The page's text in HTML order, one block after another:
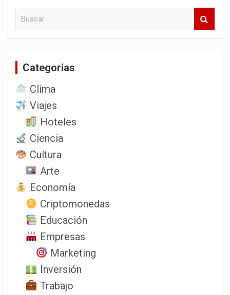
Categorias
Clima
Viajes
Hoteles
Ciencia
Cultura
Arte
Economía
Criptomonedas
Educación
Empresas
Marketing
Inversión
Trabajo